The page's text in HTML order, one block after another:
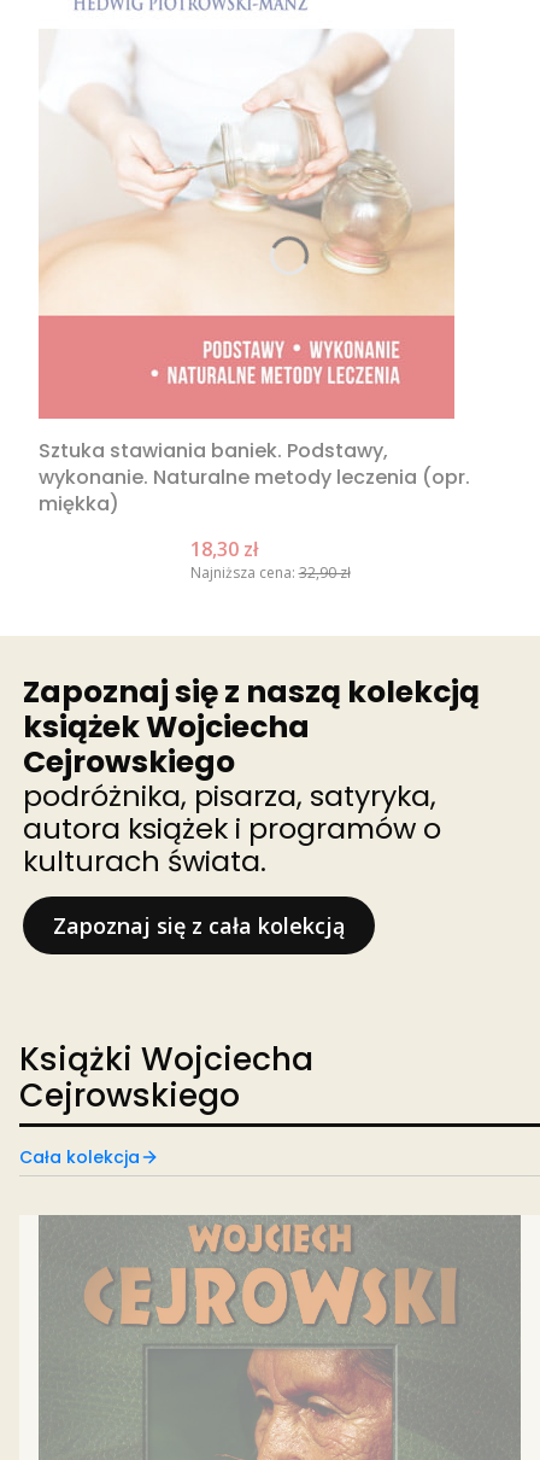
Sztuka stawiania baniek. Podstawy,
wykonanie. Naturalne metody leczenia (opr.
miękka)
Cena promocyjna
18,30 zł
Najniższa cena: 32,90 zł
Zapoznaj się z naszą kolekcją
książek Wojciecha
Cejrowskiego
podróżnika, pisarza, satyryka,
autora książek i programów o
kulturach świata.
Zapoznaj się z cała kolekcją
Książki Wojciecha
Cejrowskiego
Cała kolekcja